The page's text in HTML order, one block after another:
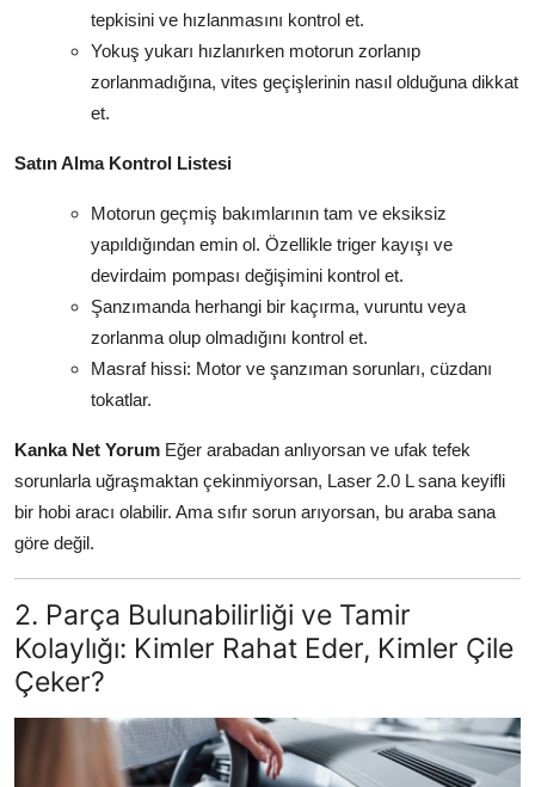
tepkisini ve hızlanmasını kontrol et.
Yokuş yukarı hızlanırken motorun zorlanıp
zorlanmadığına, vites geçişlerinin nasıl olduğuna dikkat
et.
Satın Alma Kontrol Listesi
Motorun geçmiş bakımlarının tam ve eksiksiz
yapıldığından emin ol. Özellikle triger kayışı ve
devirdaim pompası değişimini kontrol et.
Şanzımanda herhangi bir kaçırma, vuruntu veya
zorlanma olup olmadığını kontrol et.
Masraf hissi: Motor ve şanzıman sorunları, cüzdanı
tokatlar.
Kanka Net Yorum Eğer arabadan anlıyorsan ve ufak tefek
sorunlarla uğraşmaktan çekinmiyorsan, Laser 2.0 L sana keyifli
bir hobi aracı olabilir. Ama sıfır sorun arıyorsan, bu araba sana
göre değil.
2. Parça Bulunabilirliği ve Tamir
Kolaylığı: Kimler Rahat Eder, Kimler Çile
Çeker?